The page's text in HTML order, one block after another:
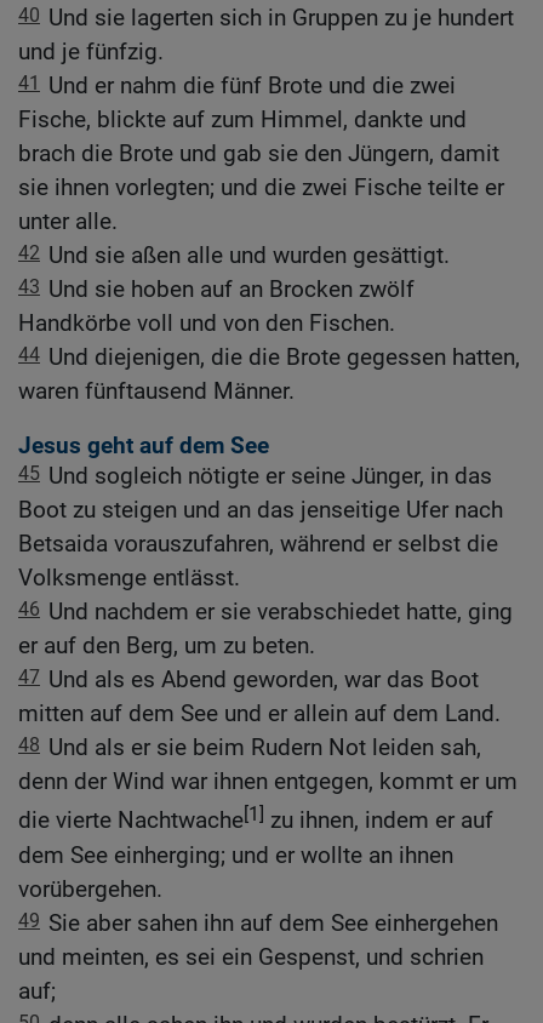
40 Und sie lagerten sich in Gruppen zu je hundert
und je fünfzig.
41
Und er nahm die fünf Brote und die zwei
Fische, blickte auf zum Himmel, dankte und
brach die Brote und gab sie den Jüngern, damit
sie ihnen vorlegten; und die zwei Fische teilte er
unter alle.
42 Und sie aßen alle und wurden gesättigt.
43 Und sie hoben auf an Brocken zwölf
Handkörbe voll und von den Fischen.
44 Und diejenigen, die die Brote gegessen hatten,
waren fünftausend Männer.
Jesus geht auf dem See
45 Und sogleich nötigte er seine Jünger, in das
Boot zu steigen und an das jenseitige Ufer nach
Betsaida vorauszufahren, während er selbst die
Volksmenge entlässt.
46 Und nachdem er sie verabschiedet hatte, ging
er auf den Berg, um zu beten.
47 Und als es Abend geworden, war das Boot
mitten auf dem See und er allein auf dem Land.
48 Und als er sie beim Rudern Not leiden sah,
denn der Wind war ihnen entgegen, kommt er um
die vierte Nachtwache[1] zu ihnen, indem er auf
dem See einherging; und er wollte an ihnen
vorübergehen.
49 Sie aber sahen ihn auf dem See einhergehen
und meinten, es sei ein Gespenst, und schrien
auf;